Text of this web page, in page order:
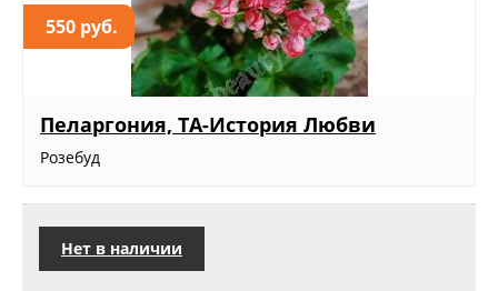
550 руб.
Пеларгония, ТА-История Любви
Розебуд
Нет в наличии